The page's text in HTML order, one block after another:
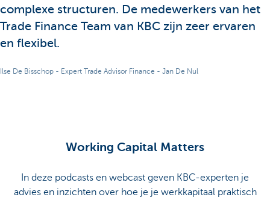
complexe structuren. De medewerkers van het
Trade Finance Team van KBC zijn zeer ervaren
en flexibel.
Ilse De Bisschop - Expert Trade Advisor Finance - Jan De Nul
Working Capital Matters
In deze podcasts en webcast geven KBC-experten je
advies en inzichten over hoe je je werkkapitaal praktisch